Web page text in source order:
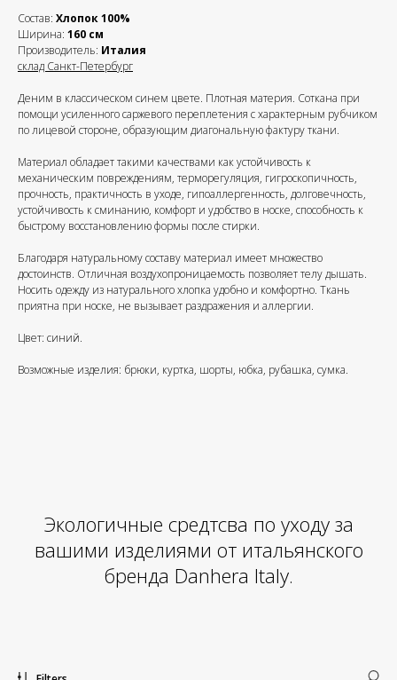
Состав: Хлопок 100%
Ширина: 160 см
Производитель: Италия
склад Санкт-Петербург
Деним в классическом синем цвете. Плотная материя. Соткана при
помощи усиленного саржевого переплетения с характерным рубчиком
по лицевой стороне, образующим диагональную фактуру ткани.
Материал обладает такими качествами как устойчивость к
механическим повреждениям, терморегуляция, гигроскопичность,
прочность, практичность в уходе, гипоаллергенность, долговечность,
устойчивость к сминанию, комфорт и удобство в носке, способность к
быстрому восстановлению формы после стирки.
Благодаря натуральному составу материал имеет множество
достоинств. Отличная воздухопроницаемость позволяет телу дышать.
Носить одежду из натурального хлопка удобно и комфортно. Ткань
приятна при носке, не вызывает раздражения и аллергии.
Цвет: синий.
Возможные изделия: брюки, куртка, шорты, юбка, рубашка, сумка.
Экологичные средтсва по уходу за
вашими изделиями от итальянского
бренда Danhera Italy.